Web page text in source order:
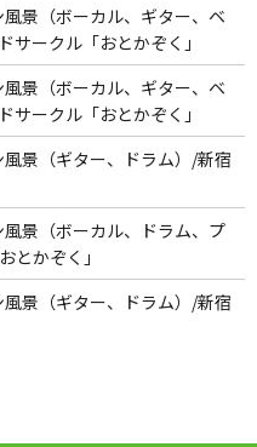
景（ボーカル、ギター、ベ
サークル「おとかぞく」
景（ボーカル、ギター、ベ
サークル「おとかぞく」
景（ギター、ドラム）/新宿
景（ボーカル、ドラム、プ
とかぞく」
景（ギター、ドラム）/新宿